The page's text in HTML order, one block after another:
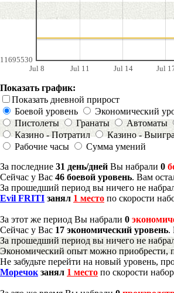
Jul 8 Jul 11 Jul 14 Jul
11695530
Показать график:
Показать дневной прирост
Боевой уровень
Экономический
Пистолеты
Гранаты Автоматы
Казино - Потратил
Казино -
Рабочие часы
Сумма умений
За последние 31 день/дней Вы набрали 0
Сейчас у Вас 46 боевой уровень. Вам
За прошедший период вы ничего не
Evil FRITI занял 1 место по скорости
За этот же период Вы набрали 0
Сейчас у Вас 17 экономический уровень.
За прошедший период вы ничего не
Экономический опыт можно приобрести,
Не забудьте перейти на новый уровень,
Моречок занял 1 место по скорости